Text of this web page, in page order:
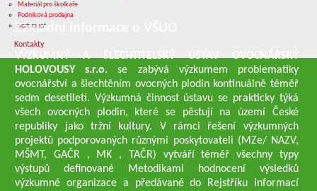
Materiál pro školkaře
Podniková prodejna
Sortiment
Kontakty
Základní informace o VŠUO
VÝZKUMNÝ A ŠLECHTITELSKÝ ÚSTAV OVOCNÁŘSKÝ
HOLOVOUSY s.r.o.se zabývá výzkumem problematiky
ovocnářství a šlechtěním ovocných plodin kontinuálně téměř
sedm desetiletí. Výzkumná činnost ústavu se prakticky týká
všech ovocných plodin, které se pěstují na území České
republiky jako tržní kultury. V rámci řešení výzkumných
projektů podporovaných různými poskytovateli (MZe/ NAZV,
MŠMT, GAČR , MK , TAČR) vytváří téměř všechny typy
výstupů definované Metodikami hodnocení výsledků
výzkumné organizace a předávané do Rejstříku informací